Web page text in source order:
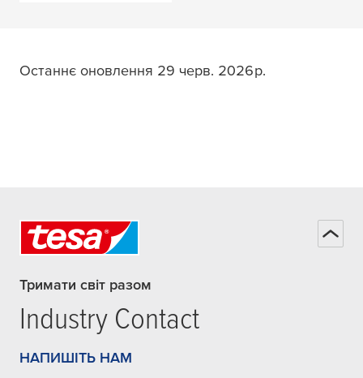
Останнє оновлення 29 черв. 2026 р.
Тримати світ разом
Industry Contact
НАПИШІТЬ НАМ